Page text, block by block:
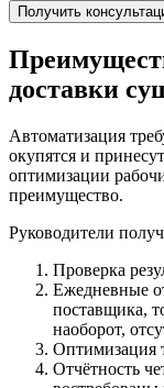
Получить
доставки
Автоматизация
окупятся и
оптимизации
преимущество.
Руководители
Проверка
Ежедневные
поставщика,
наоборот,
Оптимизация
Отчётность